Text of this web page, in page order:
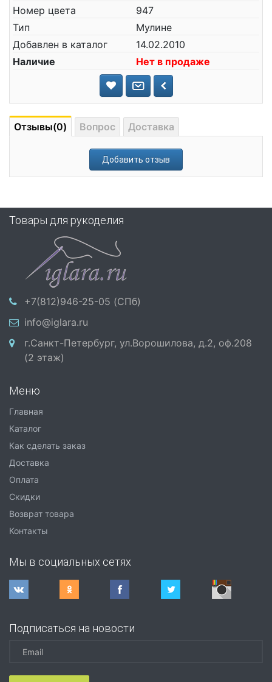
Номер цвета
947
Тип
Мулине
Добавлен в каталог
14.02.2010
Наличие
Нет в продаже
Отзывы(0) Вопрос Доставка
Добавить отзыв
Товары для рукоделия
+7(812)946-25-05 (СПб)
info@iglara.ru
г.Санкт-Петербург, ул.Ворошилова, д.2, оф.208
(2 этаж)
Меню
Главная
Каталог
Как сделать заказ
Доставка
Оплата
Скидки
Возврат товара
Контакты
Мы в социальных сетях
Подписаться на новости